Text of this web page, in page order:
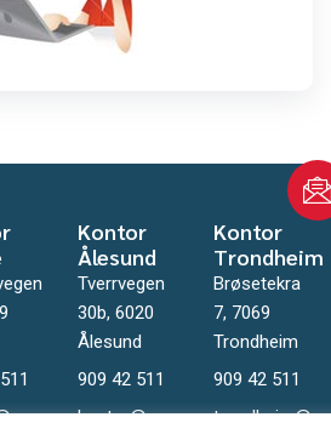
Kontor
Ålesund
Tverrvegen
30b, 6020
Ålesund
909 42 511
kontor@xpm.no
Kontor
Trondheim
Brøsetekra
7, 7069
Trondheim
909 42 511